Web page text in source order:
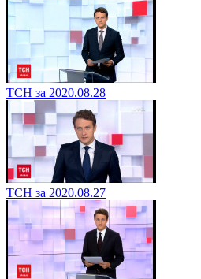
ТСН за 2020.08.28
ТСН за 2020.08.27